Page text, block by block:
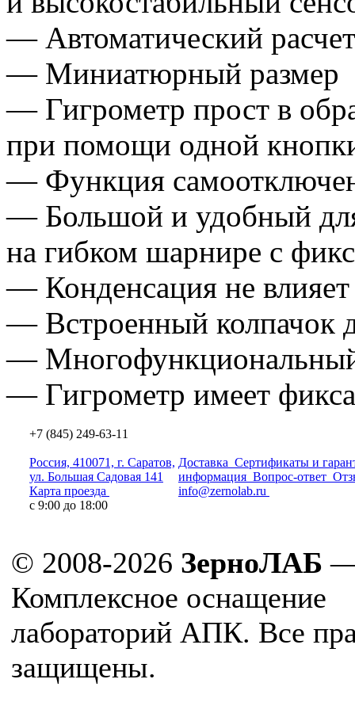
— Автоматический
— Миниатюрный размер
— Гигрометр прост в
при помощи одной
— Функция
— Большой и удобный
на гибком шарнире с
— Конденсация не влияет
— Встроенный колпачок
—
— Гигрометр имеет
+7 (845) 249-63-11
Россия, 410071, г. Саратов,
ул. Большая Садовая 141
Карта проезда
с 9:00 до 18:00
Доставка Сертификаты и
информация Вопрос-ответ
info@zernolab.ru
© 2008-2026 ЗерноЛАБ
Комплексное оснащение
лабораторий АПК. Все
защищены.